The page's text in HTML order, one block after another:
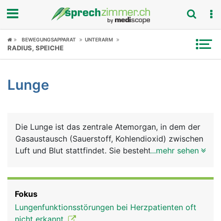
Fokus
Symptome
News
Rubriken
BEWEGUNGSAPPARAT UNTERARM
RADIUS, SPEICHE
Lunge
Die Lunge ist das zentrale Atemorgan, in dem der
Gasaustausch (Sauerstoff, Kohlendioxid) zwischen
Luft und Blut stattfindet. Sie besteht aus einem
der Speiseröhre und verschiedene Nerven in der
Brusthöhle liegen. Geschützt werden die
...mehr sehen
Fokus
Lungenfunktionsstörungen bei Herzpatienten oft
nicht erkannt